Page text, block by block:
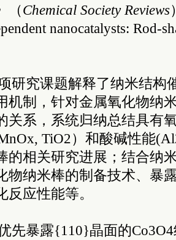
（Chemical Society Reviews
nanocatalysts: Rod-
研究课题解释了纳米结构
机制，针对金属氧化物纳
关系，系统归纳总结具有
TiO2）和酸碱性能
的相关研究进展；结合纳
物纳米棒的制备技术、暴
应性能等。
先暴露{110}晶面的